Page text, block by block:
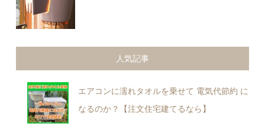
人気記事
エアコンに濡れタオルを乗せて 電気代節約 に
なるのか？【注文住宅建てるなら】